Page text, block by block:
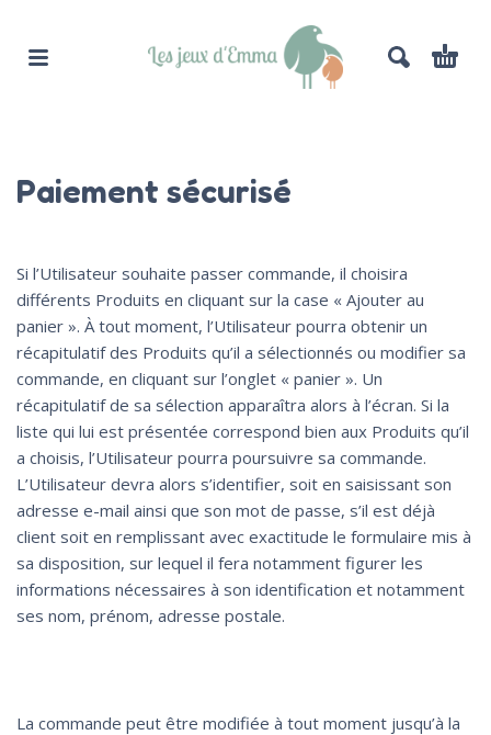
Paiement sécurisé
Si l’Utilisateur souhaite passer commande, il choisira
différents Produits en cliquant sur la case « Ajouter au
panier ». À tout moment, l’Utilisateur pourra obtenir un
récapitulatif des Produits qu’il a sélectionnés ou modifier sa
commande, en cliquant sur l’onglet « panier ». Un
récapitulatif de sa sélection apparaîtra alors à l’écran. Si la
liste qui lui est présentée correspond bien aux Produits qu’il
a choisis, l’Utilisateur pourra poursuivre sa commande.
L’Utilisateur devra alors s’identifier, soit en saisissant son
adresse e-mail ainsi que son mot de passe, s’il est déjà
client soit en remplissant avec exactitude le formulaire mis à
sa disposition, sur lequel il fera notamment figurer les
informations nécessaires à son identification et notamment
ses nom, prénom, adresse postale.
La commande peut être modifiée à tout moment jusqu’à la